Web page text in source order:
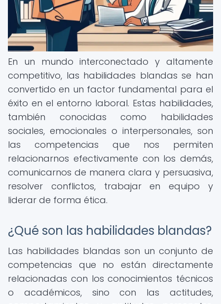
En un mundo interconectado y altamente
competitivo, las habilidades blandas se han
convertido en un factor fundamental para el
éxito en el entorno laboral. Estas habilidades,
también conocidas como habilidades
sociales, emocionales o interpersonales, son
las competencias que nos permiten
relacionarnos efectivamente con los demás,
comunicarnos de manera clara y persuasiva,
resolver conflictos, trabajar en equipo y
liderar de forma ética.
¿Qué son las habilidades blandas?
Las habilidades blandas son un conjunto de
competencias que no están directamente
relacionadas con los conocimientos técnicos
o académicos, sino con las actitudes,